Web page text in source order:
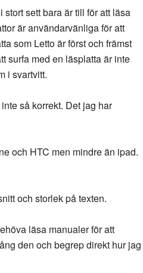
sett bara är till för att läsa
är användarvänliga för att
som Letto är först och främst
surfa med en läsplatta är inte
i svartvitt.
så korrekt. Det jag har
och HTC men mindre än ipad.
och storlek på texten.
läsa manualer för att
den och begrep direkt hur jag